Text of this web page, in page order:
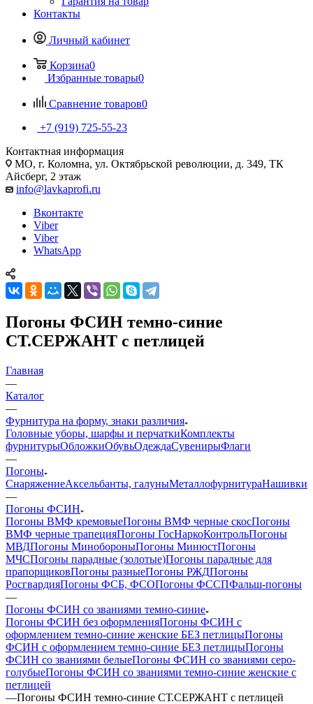
Контакты
Личный кабинет
Корзина0
Избранные товары0
Сравнение товаров0
+7 (919) 725-55-23
Контактная информация
МО, г. Коломна, ул. Октябрьской революции, д. 349, ТК
Айсберг, 2 этаж
info@lavkaprofi.ru
Вконтакте
Viber
Viber
WhatsApp
Погоны ФСИН темно-синие
СТ.СЕРЖАНТ с петлицей
Главная
—
Каталог
—
Фурнитура на форму, знаки различия
Головные уборы, шарфы и перчаткиКомплекты
фурнитурыОбложкиОбувьОдеждаСувенирыФлаги
—
Погоны
СнаряжениеАксельбанты, галуныМеталлофурнитураНашивки
—
Погоны ФСИН
Погоны ВМФ кремовыеПогоны ВМФ черные скосПогоны
ВМФ черные трапецияПогоны ГосНаркоКонтрольПогоны
МВДПогоны МинобороныПогоны МинюстПогоны
МЧСПогоны парадные (золотые)Погоны парадные для
прапорщиковПогоны разныеПогоны РЖДПогоны
РосгвардияПогоны ФСБ, ФСОПогоны ФССПФальш-погоны
—
Погоны ФСИН со званиями темно-синие
Погоны ФСИН без оформленияПогоны ФСИН с
оформлением темно-синие женские БЕЗ петлицыПогоны
ФСИН с оформлением темно-синие БЕЗ петлицыПогоны
ФСИН со званиями белыеПогоны ФСИН со званиями серо-
голубыеПогоны ФСИН со званиями темно-синие женские с
петлицей
—Погоны ФСИН темно-синие СТ.СЕРЖАНТ с петлицей